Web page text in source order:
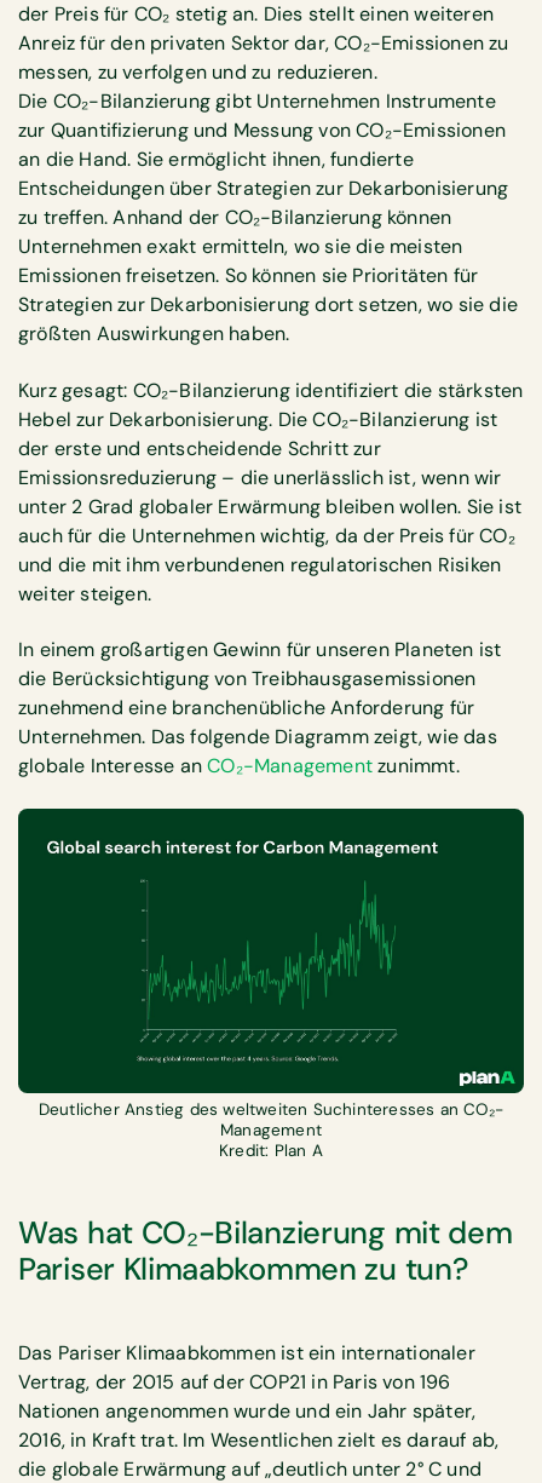
der Preis für CO₂ stetig an. Dies stellt einen weiteren
Anreiz für den privaten Sektor dar, CO₂-Emissionen zu
messen, zu verfolgen und zu reduzieren.
Die CO₂-Bilanzierung gibt Unternehmen Instrumente
zur Quantifizierung und Messung von CO₂-Emissionen
an die Hand. Sie ermöglicht ihnen, fundierte
Entscheidungen über Strategien zur Dekarbonisierung
zu treffen. Anhand der CO₂-Bilanzierung können
Unternehmen exakt ermitteln, wo sie die meisten
Emissionen freisetzen. So können sie Prioritäten für
Strategien zur Dekarbonisierung dort setzen, wo sie die
größten Auswirkungen haben.
Kurz gesagt: CO₂-Bilanzierung identifiziert die stärksten
Hebel zur Dekarbonisierung. Die CO₂-Bilanzierung ist
der erste und entscheidende Schritt zur
Emissionsreduzierung – die unerlässlich ist, wenn wir
unter 2 Grad globaler Erwärmung bleiben wollen. Sie ist
auch für die Unternehmen wichtig, da der Preis für CO₂
und die mit ihm verbundenen regulatorischen Risiken
weiter steigen.
In einem großartigen Gewinn für unseren Planeten ist
die Berücksichtigung von Treibhausgasemissionen
zunehmend eine branchenübliche Anforderung für
Unternehmen. Das folgende Diagramm zeigt, wie das
globale Interesse anCO₂-Managementzunimmt.
Deutlicher Anstieg des weltweiten Suchinteresses an CO₂-
Management
Kredit: Plan A
Was hat CO₂-Bilanzierung mit dem
Pariser Klimaabkommen zu tun?
‍Das Pariser Klimaabkommen ist ein internationaler
Vertrag, der 2015 auf der COP21 in Paris von 196
Nationen angenommen wurde und ein Jahr später,
2016, in Kraft trat. Im Wesentlichen zielt es darauf ab,
die globale Erwärmung auf „deutlich unter 2° C und